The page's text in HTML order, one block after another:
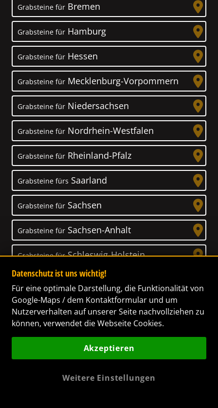
Grabsteine für Bremen
Grabsteine für Hamburg
Grabsteine für Hessen
Grabsteine für Mecklenburg-Vorpommern
Grabsteine für Niedersachsen
Grabsteine für Nordrhein-Westfalen
Grabsteine für Rheinland-Pfalz
Grabsteine fürs Saarland
Grabsteine für Sachsen
Grabsteine für Sachsen-Anhalt
Grabsteine fürSchleswig-Holstein
Thüringen
es uns zur Aufgabe gemacht, Ihnen dabei zu
Datenschutz ist uns wichtig!
Für eine optimale Darstellung, die Funktionalität von
Google-Maps / dem Kontaktformular und um
Nutzerverhalten auf unserer Seite nachvollziehen zu
können, verwendet die Webseite Cookies.
Akzeptieren
Weitere Einstellungen